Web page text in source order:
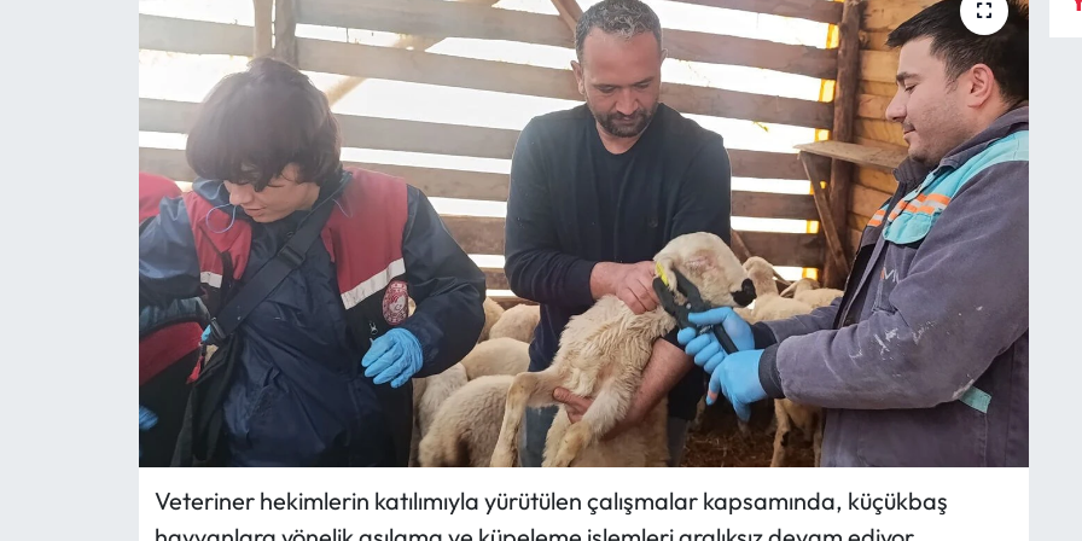
Veteriner hekimlerin katılımıyla yürütülen çalışmalar kapsamında, küçükbaş
Ekonomi
İskilip Haberleri
Kargı Haberleri
Kimdir?
Kültür Sanat
Laçin Haberleri